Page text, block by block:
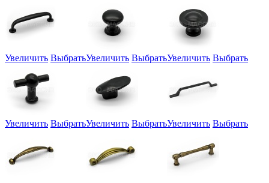
Увеличить ВыбратьУвеличить ВыбратьУвеличить Выбрать
Увеличить ВыбратьУвеличить ВыбратьУвеличить Выбрать